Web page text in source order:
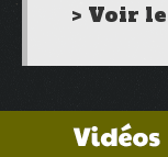
> Voir